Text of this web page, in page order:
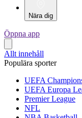
Nära dig
Öppna app
Allt innehåll
Populära sporter
UEFA
UEFA Europa
Premier League
NFL